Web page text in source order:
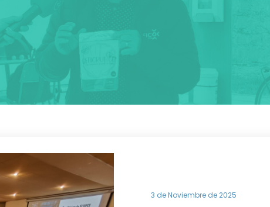
3 de Noviembre de 2025